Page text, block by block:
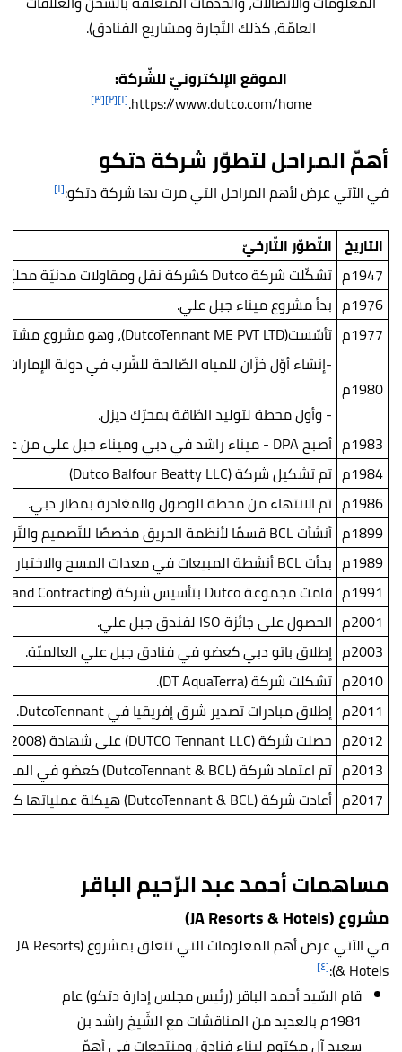
العامّة، كذلك التّجارة ومشاريع الفنادق).
الموقع الإلكترونيّ للشّركة:
https://www.dutco.com/home.[١] [٢] [٣]
أهمّ المراحل لتطوّر شركة دتكو
في الآتي عرض لأهم المراحل التي مرت بها شركة دتكو:[١]
التاريخ التّطوّر التّارخيّ
1947م
تشكّلت شركة Dutco كشركة نقل ومقاولات مدنيّة محليّة.
1976م
بدأ مشروع ميناء جبل علي.
1977م
تأسّست(DutcoTennant ME PVT LTD)، وهو مشروع مشترك مع شركة (Tennant) للصّادرات الصّناعية.
1980م
-إنشاء أوّل خزّان للمياه الصّالحة للشّرب في دولة الإمارات
- وأول محطة لتوليد الطّاقة بمحرّك ديزل.
1983م
أصبح DPA - ميناء راشد في دبي وميناء جبل علي من عملاء DT الرّئيسيين لمعدات الموانئ.
1984م
تم تشكيل شركة (Dutco Balfour Beatty LLC)
1986م
تم الانتهاء من محطة الوصول والمغادرة بمطار دبي.
1899م
أنشأت BCL قسمًا لأنظمة الحريق مخصصًا للتّصميم والتّركيب والتّشغيل والخدمات.
1989م
بدأت BCL أنشطة المبيعات في معدات المسح والاختبار ومعدات المختبرات.
1991م
قامت مجموعة Dutco بتأسيس شركة (Dutco Trading and Contracting)
2001م
الحصول على جائزة ISO لفندق جبل علي.
2003م
إطلاق باتو دبي كعضو في فنادق جبل علي العالميّة.
2010م
تشكلت شركة (DT AquaTerra).
2011م
إطلاق مبادرات تصدير شرق إفريقيا في DutcoTennant.
2012م
حصلت شركة (DUTCO Tennant LLC) على شهادة (ISO 9001: 2008) لنشاط المبيعات والخدمات المتعلّقة بمعدات المسح الهندسيّ المدنيّ.
2013م
تم اعتماد شركة (DutcoTennant & BCL) كعضو في المنظمة العالمية لمكافحة لرّشوة (TRACE).
2017م
أعادت شركة (DutcoTennant & BCL) هيكلة عملياتها كقطاعات أعمال قائمة على تطبيقات الصّناعة وتخصّص المنتج.
مساهمات أحمد عبد الرّحيم الباقر
مشروع (JA Resorts & Hotels)
في الآتي عرض أهم المعلومات التي تتعلق بمشروع (JA Resorts
& Hotels): [٤]
قام السّيد أحمد الباقر (رئيس مجلس إدارة دتكو) عام
1981م بالعديد من المناقشات مع الشّيخ راشد بن
سعيد آل مكتوم لبناء فنادق ومنتجعات في أهمّ